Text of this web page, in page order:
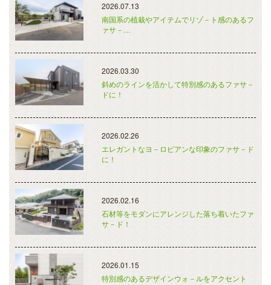
2026.07.13
南国系の植栽やアイテムでリゾ－ト感のあるフ
ァサ－…
2026.03.30
斜めのラインを活かして特別感のあるファサ－
ドに！
2026.02.26
エレガントなヨ－ロピアンな印象のファサ－ド
に！
2026.02.16
石材等をモダンにアレンジした落ち着いたファ
サ－ド！
2026.01.15
特別感のあるデザインウォ－ルをアクセント